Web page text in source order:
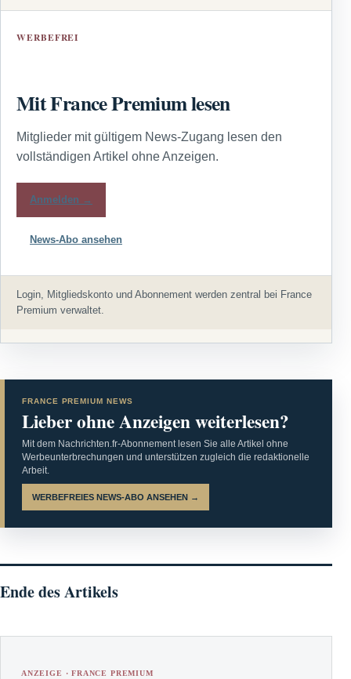
WERBEFREI
Mit France Premium lesen
Mitglieder mit gültigem News-Zugang lesen den
vollständigen Artikel ohne Anzeigen.
Anmelden →
News-Abo ansehen
Login, Mitgliedskonto und Abonnement werden zentral bei France
Premium verwaltet.
FRANCE PREMIUM NEWS
Lieber ohne Anzeigen weiterlesen?
Mit dem Nachrichten.fr-Abonnement lesen Sie alle Artikel ohne
Werbeunterbrechungen und unterstützen zugleich die redaktionelle
Arbeit.
WERBEFREIES NEWS-ABO ANSEHEN →
Ende des Artikels
ANZEIGE · FRANCE PREMIUM